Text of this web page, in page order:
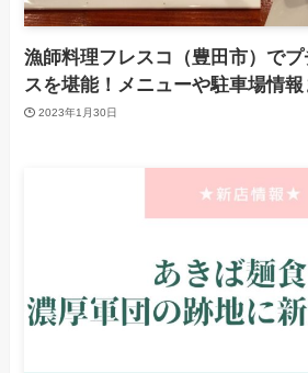
漁師料理フレスコ（豊田市）で
スを堪能！メニューや駐車場情
2023年1月30日